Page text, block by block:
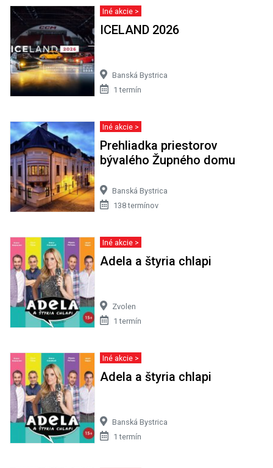
Iné akcie >
ICELAND 2026
Banská Bystrica
1 termín
Iné akcie >
Prehliadka priestorov
bývalého Župného domu
Banská Bystrica
138 termínov
Iné akcie >
Adela a štyria chlapi
Zvolen
1 termín
Iné akcie >
Adela a štyria chlapi
Banská Bystrica
1 termín